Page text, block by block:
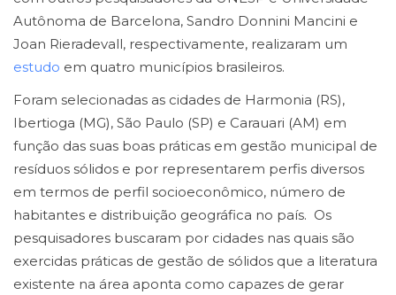
Autônoma de Barcelona, Sandro Donnini Mancini e
Joan Rieradevall, respectivamente, realizaram um
estudo em quatro municípios brasileiros.
Foram selecionadas as cidades de Harmonia (RS),
Ibertioga (MG), São Paulo (SP) e Carauari (AM) em
função das suas boas práticas em gestão municipal de
resíduos sólidos e por representarem perfis diversos
em termos de perfil socioeconômico, número de
habitantes e distribuição geográfica no país. Os
pesquisadores buscaram por cidades nas quais são
exercidas práticas de gestão de sólidos que a literatura
existente na área aponta como capazes de gerar